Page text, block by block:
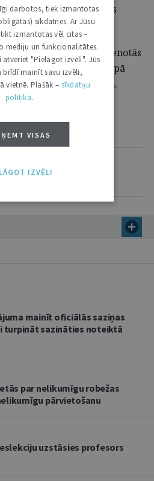
sadarbības politikas
ASV finansējumu.
augstskolas īstenotās
un ekonomikā kopā
no 20 partnervalstīm.
pārstāvji varēs
veicināšanai.
mainīt oficiālās saziņas
turpināt sazināties noteiktā
par nelikumīgu robežas
pārvietošanu
uzstāsies profesors
darbotos, tiek izmantotas
sīkdatnes. Ar Jūsu
izmantotas vēl citas –
mediju un funkcionalitātes.
"Pielāgot izvēli". Jūs
brīdī mainīt savu izvēli,
vietnē. Plašāk – sīkdatņu
politikā.
VISAS
IZVĒLI